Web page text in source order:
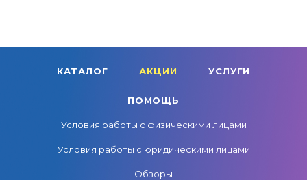
КАТАЛОГ АКЦИИ УСЛУГИ
ПОМОЩЬ
Условия работы с физическими лицами
Условия работы с юридическими лицами
Обзоры